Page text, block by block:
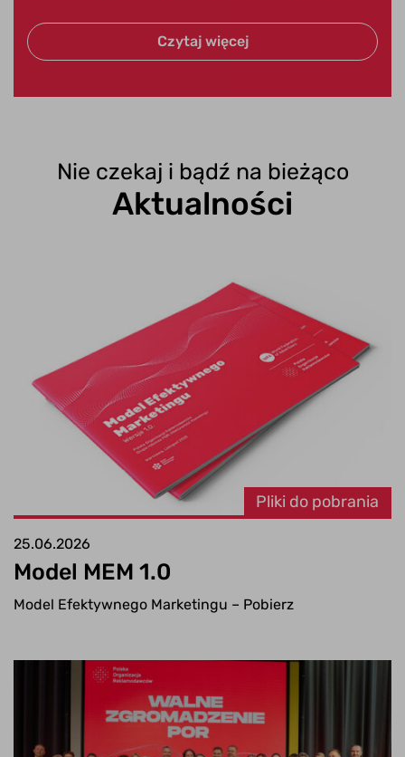
Czytaj więcej
Nie czekaj i bądź na bieżąco
Aktualności
Pliki do pobrania
25.06.2026
Model MEM 1.0
Model Efektywnego Marketingu – Pobierz